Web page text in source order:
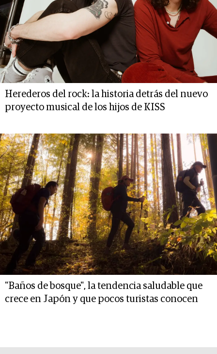
Herederos del rock: la historia detrás del nuevo
proyecto musical de los hijos de KISS
"Baños de bosque", la tendencia saludable que
crece en Japón y que pocos turistas conocen